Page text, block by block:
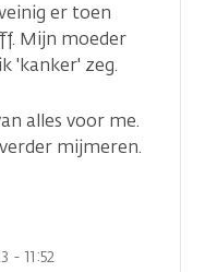
er toen
Mijn moeder
'kanker' zeg.
alles voor me.
mijmeren.
- 11:52